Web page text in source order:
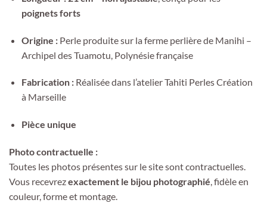
poignets forts
Origine :Perle produite sur la ferme perlière de Manihi –
Archipel des Tuamotu, Polynésie française
Fabrication :Réalisée dans l’atelier Tahiti Perles Création
à Marseille
Pièce unique
Photo contractuelle :
Toutes les photos présentes sur le site sont contractuelles.
Vous recevrezexactement le bijou photographié, fidèle en
couleur, forme et montage.